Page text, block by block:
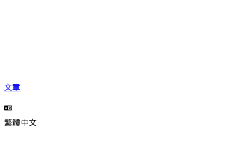
文章
繁體中文